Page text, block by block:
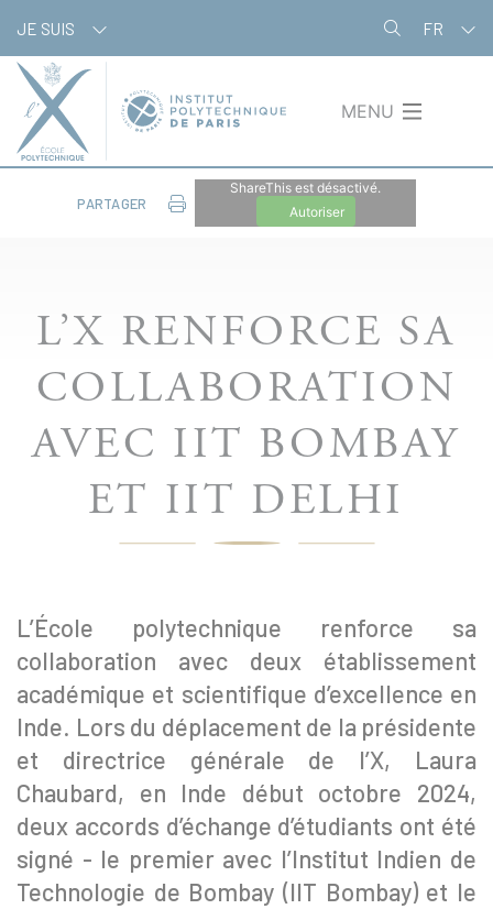
au
contenu
principal
JE SUIS FR
MENU
PARTAGER
ShareThis est désactivé.
Autoriser
L’X RENFORCE SA
COLLABORATION
AVEC IIT BOMBAY
ET IIT DELHI
L’École polytechnique renforce sa
collaboration avec deux établissement
académique et scientifique d’excellence en
Inde. Lors du déplacement de la présidente
et directrice générale de l’X, Laura
Chaubard, en Inde début octobre 2024,
deux accords d’échange d’étudiants ont été
signé - le premier avec l’Institut Indien de
Technologie de Bombay (IIT Bombay) et le